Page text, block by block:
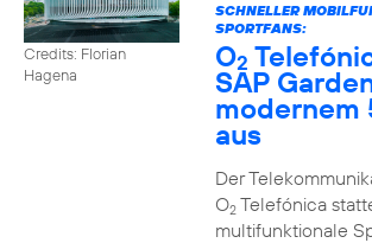
Credits: Florian
Hagena
SCHNELLER
SPORTFANS:
O2
SAP
modernem
aus
Der
O2Telefónica
multifunktionale